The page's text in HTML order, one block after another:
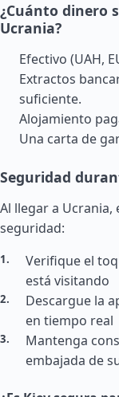
¿Cuánto dinero
Ucrania?
Efectivo (UAH,
Extractos
suficiente.
Alojamiento
Una carta de
Seguridad
Al llegar a
seguridad:
Verifique el
está visitando
Descargue la
en tiempo real
Mantenga
embajada de